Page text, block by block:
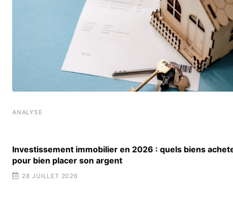
ANALYSE
Investissement immobilier en 2026 : quels biens
pour bien placer son argent
28 JUILLET 2026